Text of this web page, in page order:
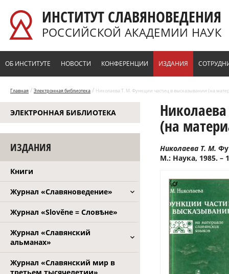
ИНСТИТУТ СЛАВЯНОВЕДЕНИЯ
РОССИЙСКОЙ АКАДЕМИИ НАУК
ОБ ИНСТИТУТЕ НОВОСТИ КОНФЕРЕНЦИИ ИЗДАНИЯ
Главная / Электронная библиотека / Николаева Т. М. Функции частиц в высказывании (на
ЭЛЕКТРОННАЯ БИБЛИОТЕКА
ИЗДАНИЯ
Книги
Журнал «Славяноведение»
Журнал «Slověne = Словѣне»
Журнал «Славянский
альманах»
Журнал «Славянский мир в
(на
Николаева Т. М.
М.: Наука, 1985. –